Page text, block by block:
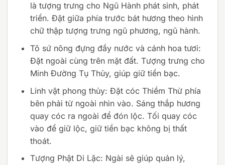
là tượng trưng cho Ngũ Hành phát sinh, phát
triển. Đặt giữa phía trước bát hương theo hình
chữ thập tượng trưng ngũ phương, ngũ hành.
Tô sứ nông đựng đầy nước và cánh hoa tươi:
Đặt ngoài cùng trên mặt đất. Tượng trưng cho
Minh Đường Tụ Thủy, giúp giữ tiền bạc.
Linh vật phong thủy: Đặt cóc Thiềm Thừ phía
bên phải từ ngoài nhìn vào. Sáng thắp hương
quay cóc ra ngoài để đón lộc. Tối quay cóc
vào để giữ lộc, giữ tiền bạc không bị thất
thoát.
Tượng Phật Di Lặc: Ngài sẽ giúp quản lý,